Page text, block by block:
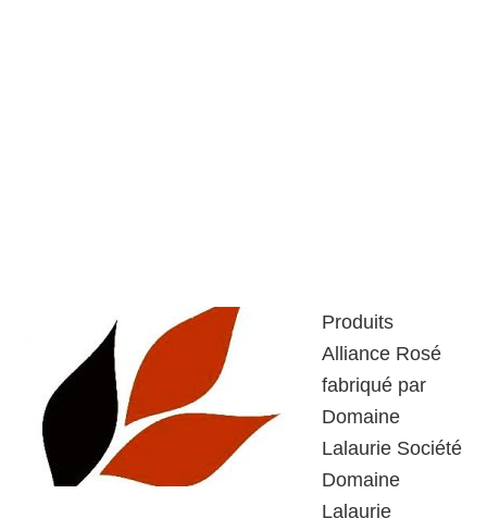
Produits
Alliance Rosé
fabriqué par
Domaine
Lalaurie Société
Domaine
Lalaurie